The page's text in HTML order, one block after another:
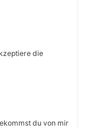
die
du von mir